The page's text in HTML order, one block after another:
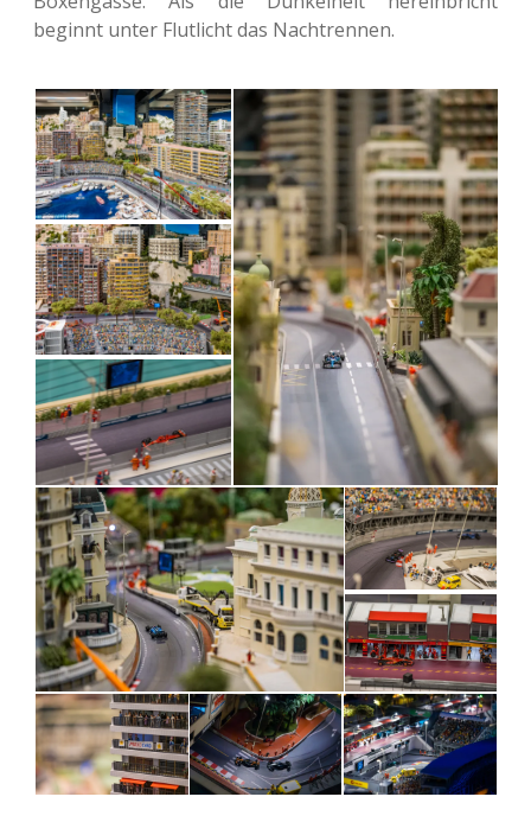
beginnt unter Flut­licht das Nachtrennen.